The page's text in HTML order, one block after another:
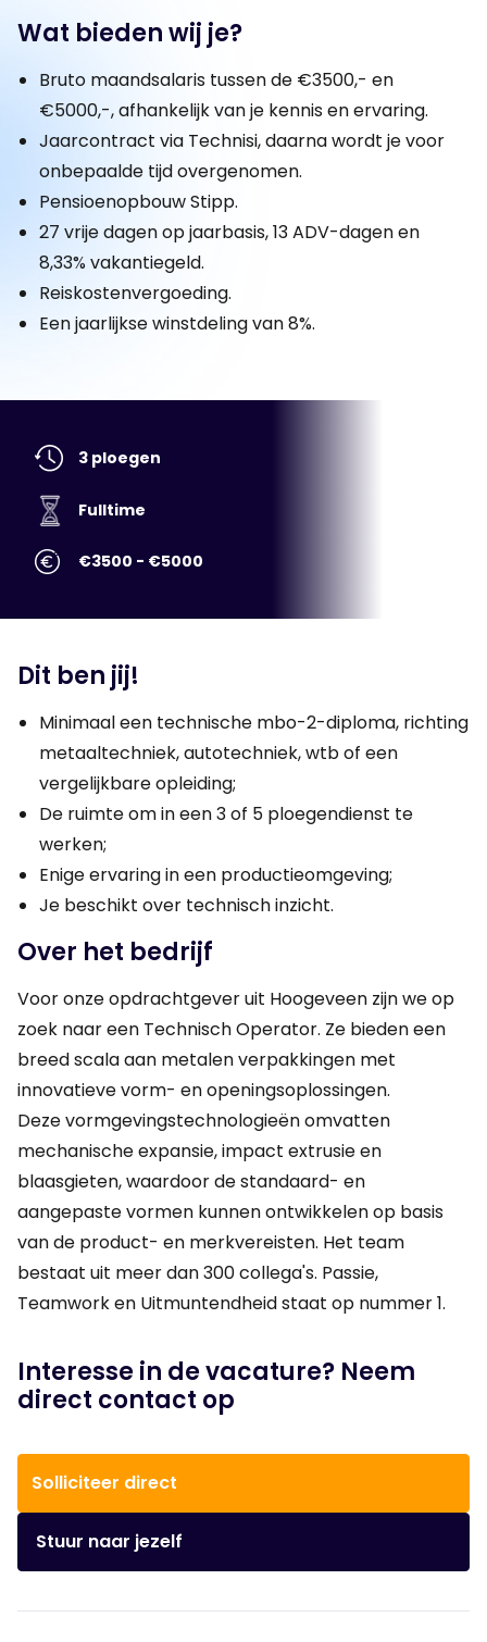
Wat bieden wij je?
Bruto maandsalaris tussen de €3500,- en
€5000,-, afhankelijk van je kennis en ervaring.
Jaarcontract via Technisi, daarna wordt je voor
onbepaalde tijd overgenomen.
Pensioenopbouw Stipp.
27 vrije dagen op jaarbasis, 13 ADV-dagen en
8,33% vakantiegeld.
Reiskostenvergoeding.
Een jaarlijkse winstdeling van 8%.
3 ploegen
Fulltime
€3500 - €5000
Dit ben jij!
Minimaal een technische mbo-2-diploma, richting
metaaltechniek, autotechniek, wtb of een
vergelijkbare opleiding;
De ruimte om in een 3 of 5 ploegendienst te
werken;
Enige ervaring in een productieomgeving;
Je beschikt over technisch inzicht.
Over het bedrijf
Voor onze opdrachtgever uit Hoogeveen zijn we op
zoek naar een Technisch Operator. Ze bieden een
breed scala aan metalen verpakkingen met
innovatieve vorm- en openingsoplossingen.
Deze vormgevingstechnologieën omvatten
mechanische expansie, impact extrusie en
blaasgieten, waardoor de standaard- en
aangepaste vormen kunnen ontwikkelen op basis
van de product- en merkvereisten. Het team
bestaat uit meer dan 300 collega's. Passie,
Teamwork en Uitmuntendheid staat op nummer 1.
Interesse in de vacature? Neem
direct contact op
Solliciteer direct
Stuur naar jezelf